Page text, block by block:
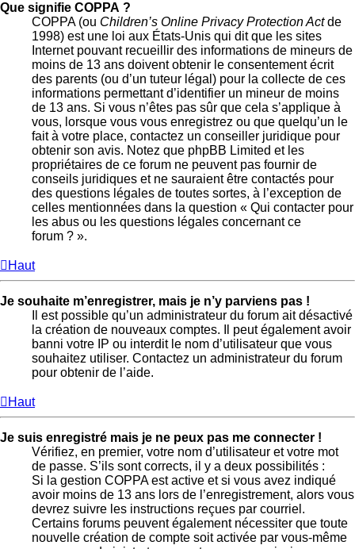
Que signifie COPPA ?
COPPA (ou Children’s Online Privacy Protection Actde
1998) est une loi aux États-Unis qui dit que les sites
Internet pouvant recueillir des informations de mineurs de
moins de 13 ans doivent obtenir le consentement écrit
des parents (ou d’un tuteur légal) pour la collecte de ces
informations permettant d’identifier un mineur de moins
de 13 ans. Si vous n’êtes pas sûr que cela s’applique à
vous, lorsque vous vous enregistrez ou que quelqu’un le
fait à votre place, contactez un conseiller juridique pour
obtenir son avis. Notez que phpBB Limited et les
propriétaires de ce forum ne peuvent pas fournir de
conseils juridiques et ne sauraient être contactés pour
des questions légales de toutes sortes, à l’exception de
celles mentionnées dans la question « Qui contacter pour
les abus ou les questions légales concernant ce
forum ? ».
Haut
Je souhaite m’enregistrer, mais je n’y parviens pas !
Il est possible qu’un administrateur du forum ait désactivé
la création de nouveaux comptes. Il peut également avoir
banni votre IP ou interdit le nom d’utilisateur que vous
souhaitez utiliser. Contactez un administrateur du forum
pour obtenir de l’aide.
Haut
Je suis enregistré mais je ne peux pas me connecter !
Vérifiez, en premier, votre nom d’utilisateur et votre mot
de passe. S’ils sont corrects, il y a deux possibilités :
Si la gestion COPPA est active et si vous avez indiqué
avoir moins de 13 ans lors de l’enregistrement, alors vous
devrez suivre les instructions reçues par courriel.
Certains forums peuvent également nécessiter que toute
nouvelle création de compte soit activée par vous-même